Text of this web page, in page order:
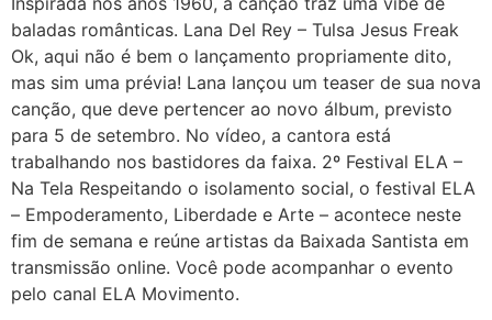
baladas românticas. Lana Del Rey – Tulsa Jesus Freak
Ok, aqui não é bem o lançamento propriamente dito,
mas sim uma prévia! Lana lançou um teaser de sua nova
canção, que deve pertencer ao novo álbum, previsto
para 5 de setembro. No vídeo, a cantora está
trabalhando nos bastidores da faixa. 2º Festival ELA –
Na Tela Respeitando o isolamento social, o festival ELA
– Empoderamento, Liberdade e Arte – acontece neste
fim de semana e reúne artistas da Baixada Santista em
transmissão online. Você pode acompanhar o evento
pelo canal ELA Movimento.